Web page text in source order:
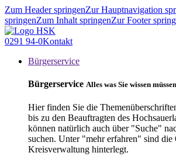
Zum Header springenZur Hauptnavigation
springenZum Inhalt springenZur Footer
0291 94-0Kontakt
Bürgerservice
Bürgerservice Alles was Sie wissen müssen
Hier finden Sie die
bis zu den Beauftragten des
können natürlich auch über "Suche"
suchen. Unter "mehr erfahren" sind die
Kreisverwaltung hinterlegt.